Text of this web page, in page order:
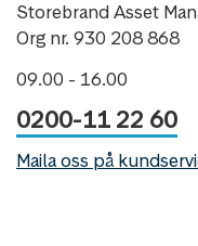
Storebrand Asset
Org nr. 930 208 868
09.00 - 16.00
0200-11 22 60
Maila oss på